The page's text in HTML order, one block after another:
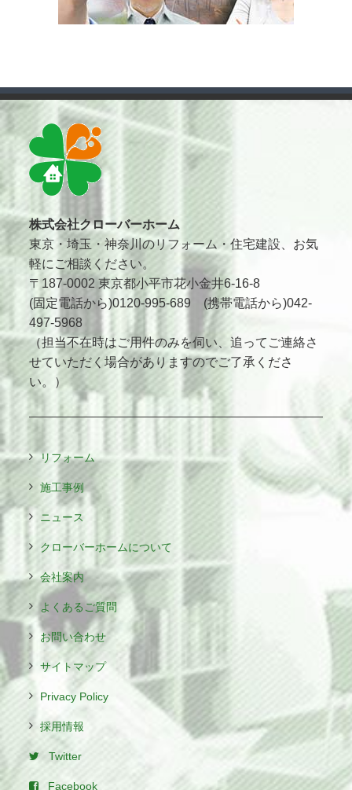
株式会社クローバーホーム
東京・埼玉・神奈川のリフォーム・住宅建設、お気
軽にご相談ください。
〒187-0002 東京都小平市花小金井6-16-8
(固定電話から)0120-995-689 (携帯電話から)042-
497-5968
（担当不在時はご用件のみを伺い、追ってご連絡さ
せていただく場合がありますのでご了承くださ
い。）
リフォーム
施工事例
ニュース
クローバーホームについて
会社案内
よくあるご質問
お問い合わせ
サイトマップ
Privacy Policy
採用情報
Twitter
Facebook